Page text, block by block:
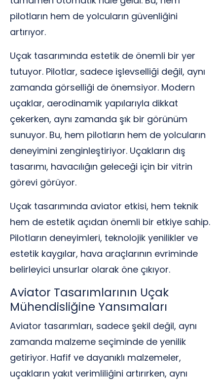
pilotların hem de yolcuların güvenliğini
artırıyor.
Uçak tasarımında estetik de önemli bir yer
tutuyor. Pilotlar, sadece işlevselliği değil, aynı
zamanda görselliği de önemsiyor. Modern
uçaklar, aerodinamik yapılarıyla dikkat
çekerken, aynı zamanda şık bir görünüm
sunuyor. Bu, hem pilotların hem de yolcuların
deneyimini zenginleştiriyor. Uçakların dış
tasarımı, havacılığın geleceği için bir vitrin
görevi görüyor.
Uçak tasarımında aviator etkisi, hem teknik
hem de estetik açıdan önemli bir etkiye sahip.
Pilotların deneyimleri, teknolojik yenilikler ve
estetik kaygılar, hava araçlarının evriminde
belirleyici unsurlar olarak öne çıkıyor.
Aviator Tasarımlarının Uçak
Mühendisliğine Yansımaları
Aviator tasarımları, sadece şekil değil, aynı
zamanda malzeme seçiminde de yenilik
getiriyor. Hafif ve dayanıklı malzemeler,
uçakların yakıt verimliliğini artırırken, aynı